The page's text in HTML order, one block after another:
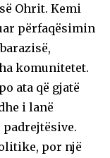
Ohrit. Kemi
përfaqësimin
komunitetet.
ata që gjatë
i lanë
por një